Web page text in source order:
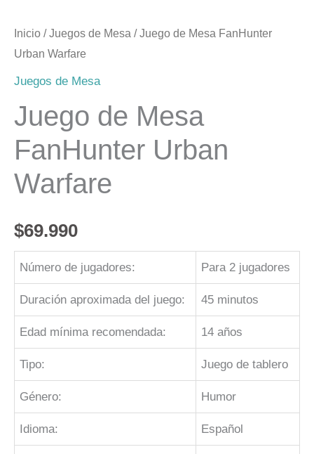
Inicio /Juegos de Mesa / Juego de Mesa FanHunter
Urban Warfare
Juegos de Mesa
Juego de Mesa
FanHunter Urban
Warfare
$69.990
Número de jugadores: Para 2 jugadores
Duración aproximada del juego: 45 minutos
Edad mínima recomendada: 14 años
Tipo: Juego de tablero
Género: Humor
Idioma: Español